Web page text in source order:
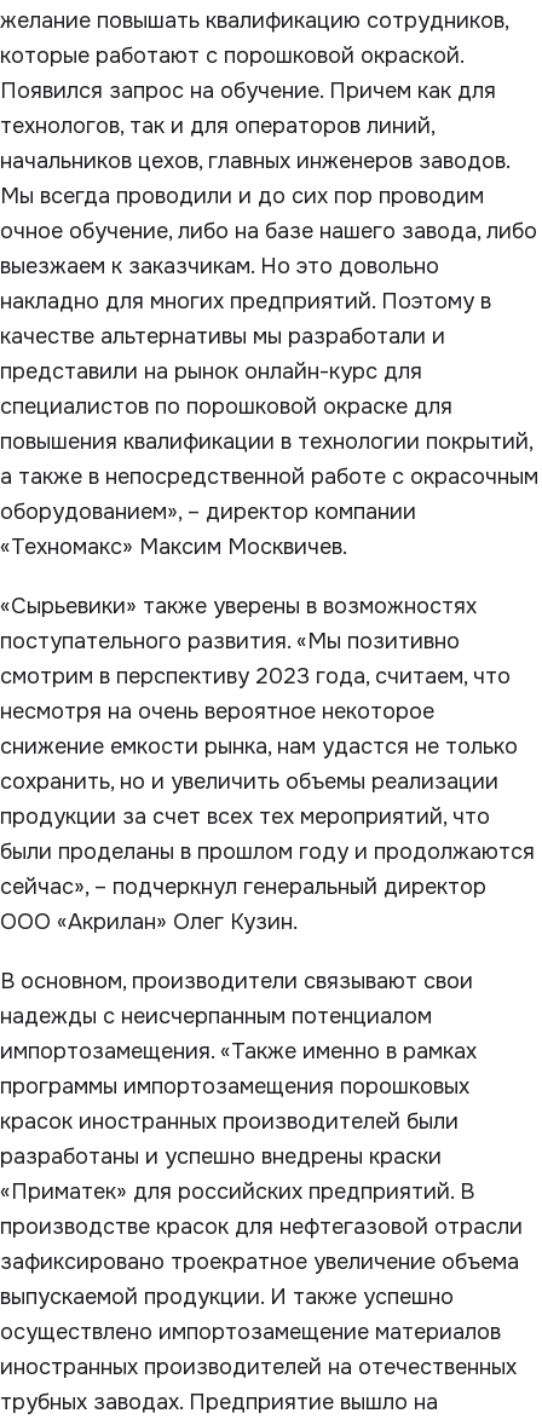
желание повышать квалификацию сотрудников,
которые работают с порошковой окраской.
Появился запрос на обучение. Причем как для
технологов, так и для операторов линий,
начальников цехов, главных инженеров заводов.
Мы всегда проводили и до сих пор проводим
очное обучение, либо на базе нашего завода, либо
выезжаем к заказчикам. Но это довольно
накладно для многих предприятий. Поэтому в
качестве альтернативы мы разработали и
представили на рынок онлайн-курс для
специалистов по порошковой окраске для
повышения квалификации в технологии покрытий,
а также в непосредственной работе с окрасочным
оборудованием», – директор компании
«Техномакс» Максим Москвичев.
«Сырьевики» также уверены в возможностях
поступательного развития. «Мы позитивно
смотрим в перспективу 2023 года, считаем, что
несмотря на очень вероятное некоторое
снижение емкости рынка, нам удастся не только
сохранить, но и увеличить объемы реализации
продукции за счет всех тех мероприятий, что
были проделаны в прошлом году и продолжаются
сейчас», – подчеркнул генеральный директор
ООО «Акрилан» Олег Кузин.
В основном, производители связывают свои
надежды с неисчерпанным потенциалом
импортозамещения. «Также именно в рамках
программы импортозамещения порошковых
красок иностранных производителей были
разработаны и успешно внедрены краски
«Приматек» для российских предприятий. В
производстве красок для нефтегазовой отрасли
зафиксировано троекратное увеличение объема
выпускаемой продукции. И также успешно
осуществлено импортозамещение материалов
иностранных производителей на отечественных
трубных заводах. Предприятие вышло на